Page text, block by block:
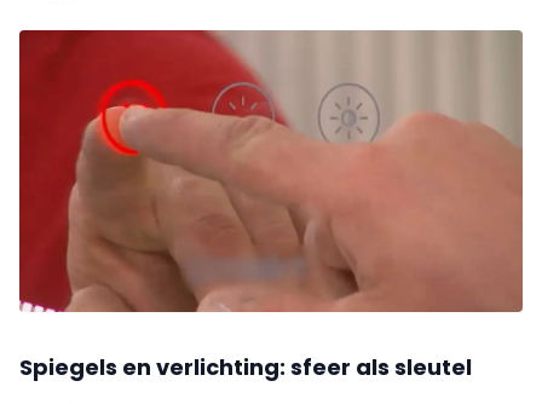
Spiegels en verlichting: sfeer als sleutel